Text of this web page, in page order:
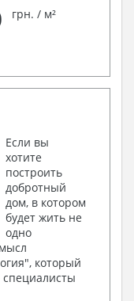
грн. / м²
Если вы
хотите
построить
добротный
дом, в котором
будет жить не
одно
который